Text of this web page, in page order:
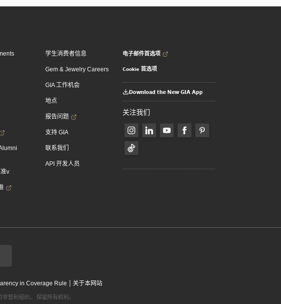
v
学生消费者信息
Gem & Jewelry Careers
GIA 工作机会
地点
报告问题
支持 GIA
联系我们
API 开发人员
电子邮件首选项
Cookie 首选项
Download the New GIA App
关注我们
in Coverage Rule | 关于本网站
营利组织。 保留所有权利。